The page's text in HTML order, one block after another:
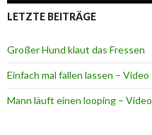
LETZTE BEITRÄGE
Großer Hund klaut das Fressen
Einfach mal fallen lassen – Video
Mann läuft einen looping – Video